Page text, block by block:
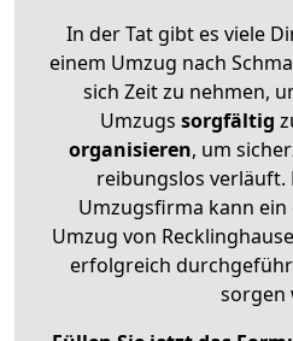
In der Tat gibt es viele
einem Umzug nach
sich Zeit zu nehmen,
Umzugs sorgfältig
organisieren, um
reibungslos
Umzugsfirma kann
Umzug von
erfolgreich
sorgen